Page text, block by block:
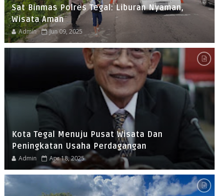
Sat Binmas Polres Tegal: Liburan Nyaman,
Wisata Aman
Admin Jun 09, 2025
Kota Tegal Menuju Pusat Wisata Dan
Peningkatan Usaha Perdagangan
Admin Apr 18, 2025